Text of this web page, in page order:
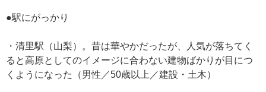
●駅にがっかり
・清里駅（山梨）。昔は華やかだったが、人気が落ちてく
ると高原としてのイメージに合わない建物ばかりが目につ
くようになった（男性／50歳以上／建設・土木）